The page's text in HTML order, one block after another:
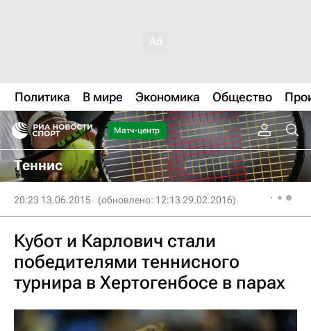
Политика В мире Экономика Общество
Матч-центр
Теннис
20:23 13.06.2015 (обновлено: 12:13 29.02.2016)
Кубот и Карлович стали
победителями теннисного
турнира в Хертогенбосе в парах